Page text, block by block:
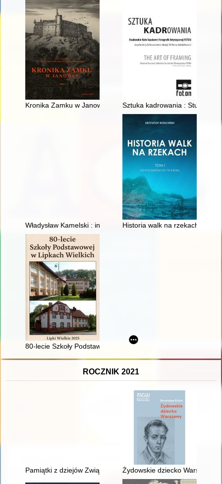
Kronika Zamku w Janowcu. T. 1Sztuka kadrowania :
Władysław Kamelski : inżynier, farmaceuta, społecznik,
Historia walk na rzekach. T. 1,
80-lecie Szkoły Podstawowej w Lipkach Wielkich
ROCZNIK 2021
Pamiątki z dziejów Związku Nauczycielstwa Polskiego i
Żydowskie dziecko Warszawy :